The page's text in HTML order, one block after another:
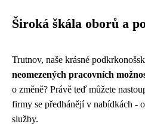
Široká škála oborů a
Trutnov, naše krásné
neomezených pracovních
o změně? Právě teď můžete
firmy se předhánějí v nabídkách -
služby.